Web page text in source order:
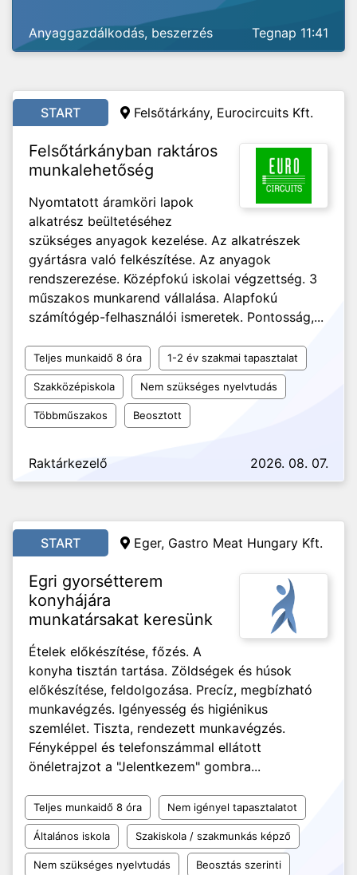
Anyaggazdálkodás, beszerzés Tegnap 11:41
START Felsőtárkány, Eurocircuits Kft.
Felsőtárkányban raktáros
munkalehetőség
Nyomtatott áramköri lapok
alkatrész beültetéséhez
szükséges anyagok kezelése. Az alkatrészek
gyártásra való felkészítése. Az anyagok
rendszerezése. Középfokú iskolai végzettség. 3
műszakos munkarend vállalása. Alapfokú
számítógép-felhasználói ismeretek. Pontosság,...
Teljes munkaidő 8 óra 1-2 év szakmai tapasztalat
Szakközépiskola Nem szükséges nyelvtudás
Többműszakos Beosztott
Raktárkezelő 2026. 08. 07.
START Eger, Gastro Meat Hungary Kft.
Egri gyorsétterem
konyhájára
munkatársakat keresünk
Ételek előkészítése, főzés. A
konyha tisztán tartása. Zöldségek és húsok
előkészítése, feldolgozása. Precíz, megbízható
munkavégzés. Igényesség és higiénikus
szemlélet. Tiszta, rendezett munkavégzés.
Fényképpel és telefonszámmal ellátott
önéletrajzot a "Jelentkezem" gombra...
Teljes munkaidő 8 óra Nem igényel tapasztalatot
Általános iskola Szakiskola / szakmunkás képző
Nem szükséges nyelvtudás Beosztás szerinti